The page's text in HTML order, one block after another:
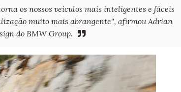
os nossos veículos mais inteligentes e fáceis
muito mais abrangente", afirmou Adrian
do BMW Group.